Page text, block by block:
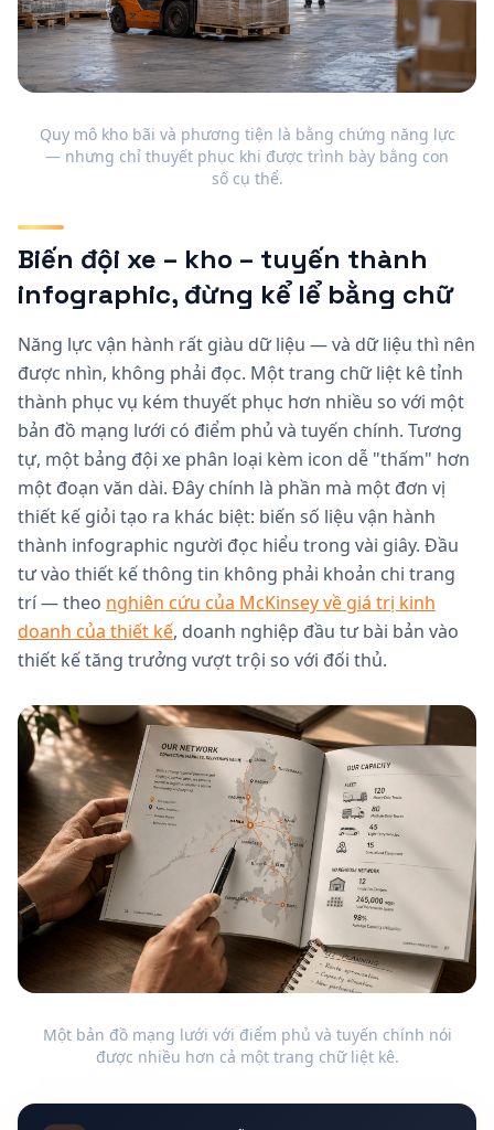
Quy mô kho bãi và phương tiện là bằng chứng năng lực
— nhưng chỉ thuyết phục khi được trình bày bằng con
số cụ thể.
Biến đội xe – kho – tuyến thành
infographic, đừng kể lể bằng chữ
Năng lực vận hành rất giàu dữ liệu — và dữ liệu thì nên
được nhìn, không phải đọc. Một trang chữ liệt kê tỉnh
thành phục vụ kém thuyết phục hơn nhiều so với một
bản đồ mạng lưới có điểm phủ và tuyến chính. Tương
tự, một bảng đội xe phân loại kèm icon dễ "thấm" hơn
một đoạn văn dài. Đây chính là phần mà một đơn vị
thiết kế giỏi tạo ra khác biệt: biến số liệu vận hành
thành infographic người đọc hiểu trong vài giây. Đầu
tư vào thiết kế thông tin không phải khoản chi trang
trí — theo nghiên cứu của McKinsey về giá trị kinh
doanh của thiết kế, doanh nghiệp đầu tư bài bản vào
thiết kế tăng trưởng vượt trội so với đối thủ.
Một bản đồ mạng lưới với điểm phủ và tuyến chính nói
được nhiều hơn cả một trang chữ liệt kê.